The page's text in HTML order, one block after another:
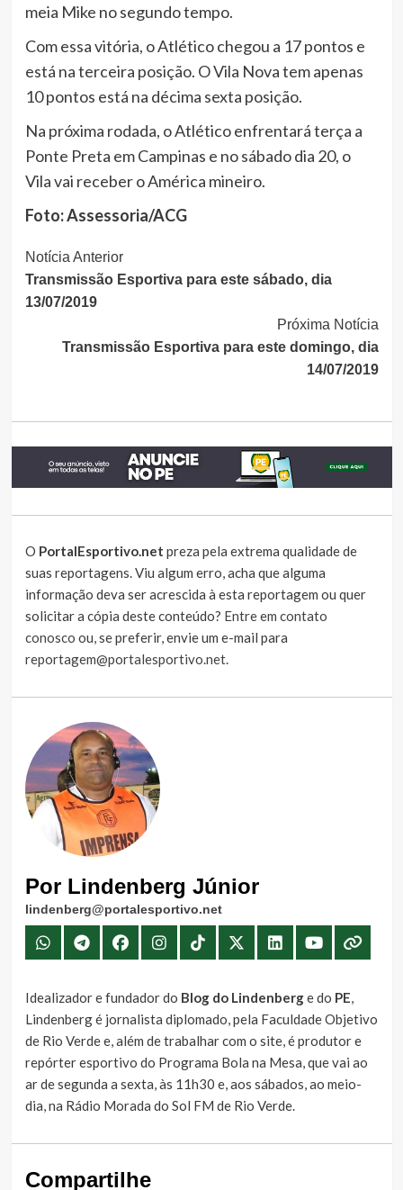
meia Mike no segundo tempo.
Com essa vitória, o Atlético chegou a 17 pontos e
está na terceira posição. O Vila Nova tem apenas
10 pontos está na décima sexta posição.
Na próxima rodada, o Atlético enfrentará terça a
Ponte Preta em Campinas e no sábado dia 20, o
Vila vai receber o América mineiro.
Foto: Assessoria/ACG
Continue
Lendo
Notícia Anterior
Transmissão Esportiva para este sábado, dia
13/07/2019
Próxima Notícia
Transmissão Esportiva para este domingo, dia
14/07/2019
O PortalEsportivo.net preza pela extrema qualidade de
suas reportagens. Viu algum erro, acha que alguma
informação deva ser acrescida à esta reportagem ou quer
solicitar a cópia deste conteúdo? Entre em contato
conosco ou, se preferir, envie um e-mail para
reportagem@portalesportivo.net.
Por Lindenberg Júnior
lindenberg@portalesportivo.net
Idealizador e fundador do Blog do Lindenberge do PE
Lindenberg é jornalista diplomado, pela Faculdade Objetivo
de Rio Verde e, além de trabalhar com o site, é produtor e
repórter esportivo do Programa Bola na Mesa, que vai ao
ar de segunda a sexta, às 11h30 e, aos sábados, ao meio-
dia, na Rádio Morada do Sol FM de Rio Verde.
Compartilhe